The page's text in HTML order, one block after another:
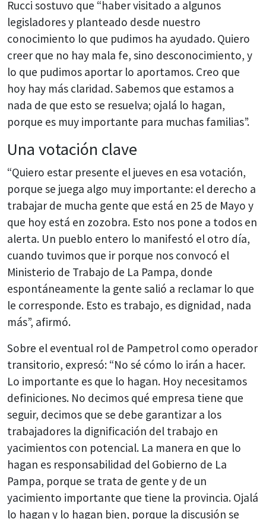
Rucci sostuvo que “haber visitado a algunos
legisladores y planteado desde nuestro
conocimiento lo que pudimos ha ayudado. Quiero
creer que no hay mala fe, sino desconocimiento, y
lo que pudimos aportar lo aportamos. Creo que
hoy hay más claridad. Sabemos que estamos a
nada de que esto se resuelva; ojalá lo hagan,
porque es muy importante para muchas familias”.
Una votación clave
“Quiero estar presente el jueves en esa votación,
porque se juega algo muy importante: el derecho a
trabajar de mucha gente que está en 25 de Mayo y
que hoy está en zozobra. Esto nos pone a todos en
alerta. Un pueblo entero lo manifestó el otro día,
cuando tuvimos que ir porque nos convocó el
Ministerio de Trabajo de La Pampa, donde
espontáneamente la gente salió a reclamar lo que
le corresponde. Esto es trabajo, es dignidad, nada
más”, afirmó.
Sobre el eventual rol de Pampetrol como operador
transitorio, expresó: “No sé cómo lo irán a hacer.
Lo importante es que lo hagan. Hoy necesitamos
definiciones. No decimos qué empresa tiene que
seguir, decimos que se debe garantizar a los
trabajadores la dignificación del trabajo en
yacimientos con potencial. La manera en que lo
hagan es responsabilidad del Gobierno de La
Pampa, porque se trata de gente y de un
yacimiento importante que tiene la provincia. Ojalá
lo hagan y lo hagan bien, porque la discusión se